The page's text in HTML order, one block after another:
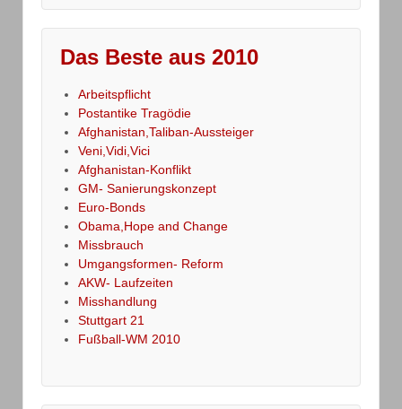
Das Beste aus 2010
Arbeitspflicht
Postantike Tragödie
Afghanistan,Taliban-Aussteiger
Veni,Vidi,Vici
Afghanistan-Konflikt
GM- Sanierungskonzept
Euro-Bonds
Obama,Hope and Change
Missbrauch
Umgangsformen- Reform
AKW- Laufzeiten
Misshandlung
Stuttgart 21
Fußball-WM 2010